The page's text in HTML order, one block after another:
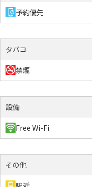
予約優先
タバコ
禁煙
設備
Free Wi-Fi
その他